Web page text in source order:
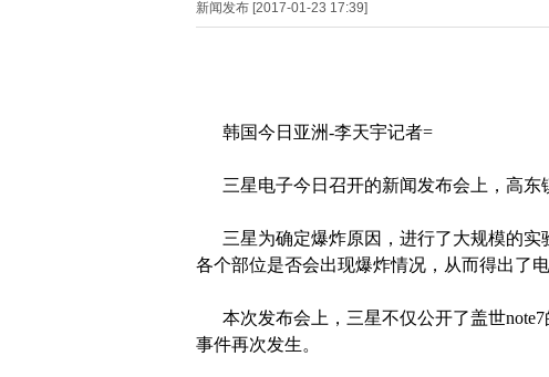
新闻发布 [2017-01-23 17:39]
韩国今日亚洲-李天宇记者=
三星电子今日召开的新闻发布会上，高东
三星为确定爆炸原因，进行了大规模的实
各个部位是否会出现爆炸情况，从而得出了
本次发布会上，三星不仅公开了盖世note7
事件再次发生。